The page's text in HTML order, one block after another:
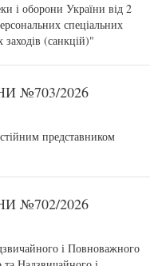
і оборони України від 2
спеціальних
(санкцій)"
№703/2026
представником
№702/2026
і Повноважного